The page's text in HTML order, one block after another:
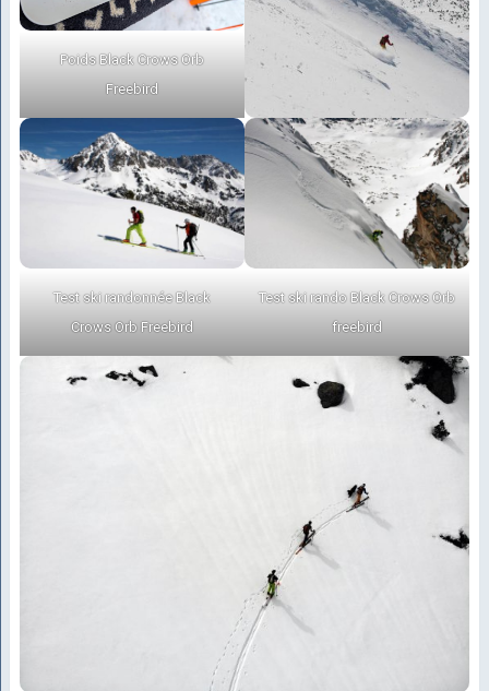
Poids Black Crows Orb
Freebird
Test ski randonnée Black
Crows Orb Freebird
Test ski rando Black Crows Orb
freebird